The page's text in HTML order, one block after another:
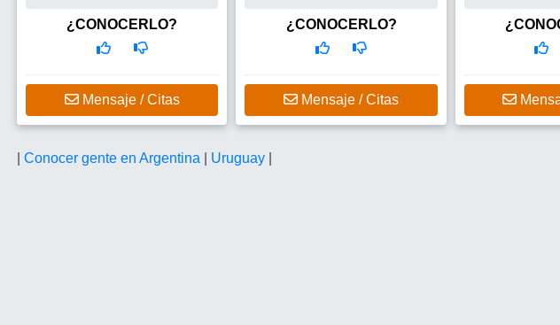
urbanas y algo de trabajo....
BuscoUna mujer alegre y optimista
con algunos gustos afines.
¿CONOCERLO?
Mensaje / Citas
vida. Trabajo en una línea aérea, no
fumo, me gusta el mate, la m�...
Estoy interesado en
¿CONOCERLO?
Mensaje / Citas
Procurando una
engaños. La
también
salidas
Conocer gente en Argentina Uruguay